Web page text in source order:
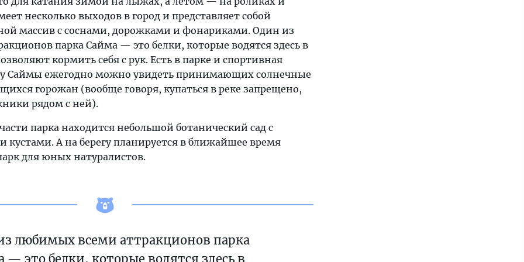
несколько выходов в город и представляет собой
массив с соснами, дорожками и фонариками. Один из
парка Сайма — это белки, которые водятся здесь в
кормить себя с рук. Есть в парке и спортивная
Саймы ежегодно можно увидеть принимающих солнечные
горожан (вообще говоря, купаться в реке запрещено,
рядом с ней).
парка находится небольшой ботанический сад с
кустами. А на берегу планируется в ближайшее время
для юных натуралистов.
любимых всеми аттракционов парка
— это белки, которые водятся здесь в